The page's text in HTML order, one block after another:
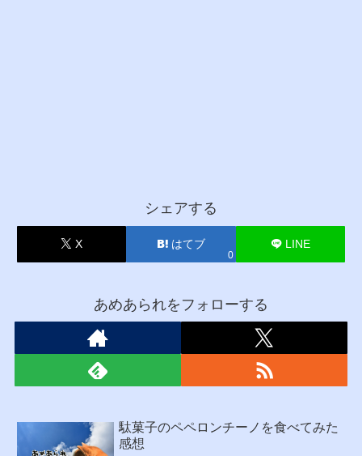
シェアする
X はてブ
0
LINE
あめあられをフォローする
駄菓子のペペロンチーノを食べてみた
感想